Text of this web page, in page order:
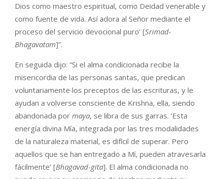
Dios como maestro espiritual, como Deidad venerable y
como fuente de vida. Así adora al Señor mediante el
proceso del servicio devocional puro’ [Srimad-
Bhagavatam]”.
En seguida dijo: “Si el alma condicionada recibe la
misericordia de las personas santas, que predican
voluntariamente los preceptos de las escrituras, y le
ayudan a volverse consciente de Krishna, ella, siendo
abandonada por maya, se libra de sus garras. ‘Esta
energía divina Mía, integrada por las tres modalidades
de la naturaleza material, es difícil de superar. Pero
aquellos que se han entregado a Mí, pueden atravesarla
fácilmente’ [Bhagavad-gita]. El alma condicionada no